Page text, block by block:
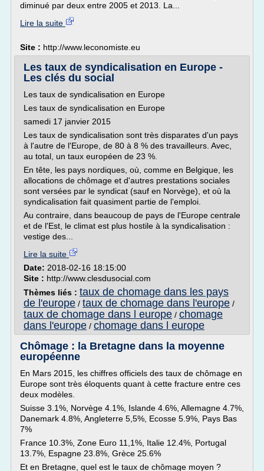
diminué par deux entre 2005 et 2013. La...
Lire la suite
Site : http://www.leconomiste.eu
Les taux de syndicalisation en Europe -
Les clés du social
Les taux de syndicalisation en Europe
Les taux de syndicalisation en Europe
samedi 17 janvier 2015
Les taux de syndicalisation sont très disparates d'un pays
à l'autre de l'Europe, de 80 à 8 % des travailleurs. Avec,
au total, un taux européen de 23 %.
En tête, les pays nordiques, où, comme en Belgique, les
allocations de chômage et d'autres prestations sociales
sont versées par le syndicat (sauf en Norvège), et où la
syndicalisation fait quasiment partie de l'emploi.
Au contraire, dans beaucoup de pays de l'Europe centrale
et de l'Est, le climat est plus hostile à la syndicalisation :
vestige des...
Lire la suite
Date: 2018-02-16 18:15:00
Site : http://www.clesdusocial.com
Thèmes liés : taux de chomage dans les pays
de l'europe / taux de chomage dans l'europe /
taux de chomage dans l europe / chomage
dans l'europe / chomage dans l europe
Chômage : la Bretagne dans la moyenne
européenne
En Mars 2015, les chiffres officiels des taux de chômage en
Europe sont très éloquents quant à cette fracture entre ces
deux modèles.
Suisse 3.1%, Norvège 4.1%, Islande 4.6%, Allemagne 4.7%,
Danemark 4.8%, Angleterre 5,5%, Ecosse 5.9%, Pays Bas
7%
France 10.3%, Zone Euro 11,1%, Italie 12.4%, Portugal
13.7%, Espagne 23.8%, Grèce 25.6%
Et en Bretagne, quel est le taux de chômage moyen ?